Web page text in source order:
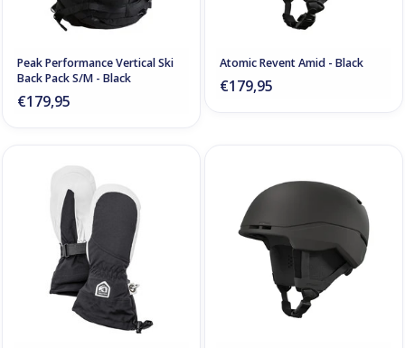
Peak Performance Vertical Ski
Back Pack S/M - Black
€179,95
Atomic Revent Amid - Black
€179,95